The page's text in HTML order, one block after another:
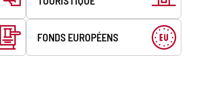
FONDS EUROPÉENS